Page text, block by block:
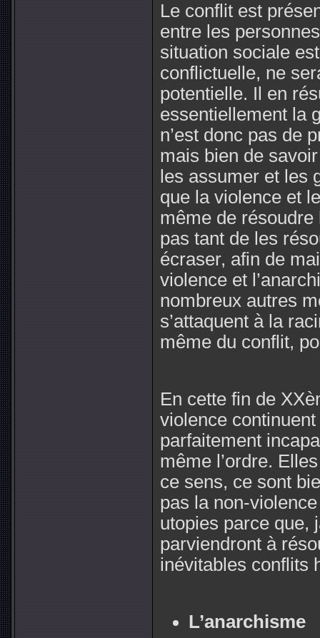
Le conflit est
entre les
situation sociale
conflictuelle, ne
potentielle. Il en
essentiellement la
n’est donc pas de
mais bien de
les assumer et les
que la violence et
même de
pas tant de les
écraser, afin de
violence et
nombreux autres
s’attaquent à la
même du conflit,
En cette fin de
violence
parfaitement
même l’ordre.
ce sens, ce sont
pas la non-
utopies parce que,
parviendront à
inévitables conflits
L’anarchisme